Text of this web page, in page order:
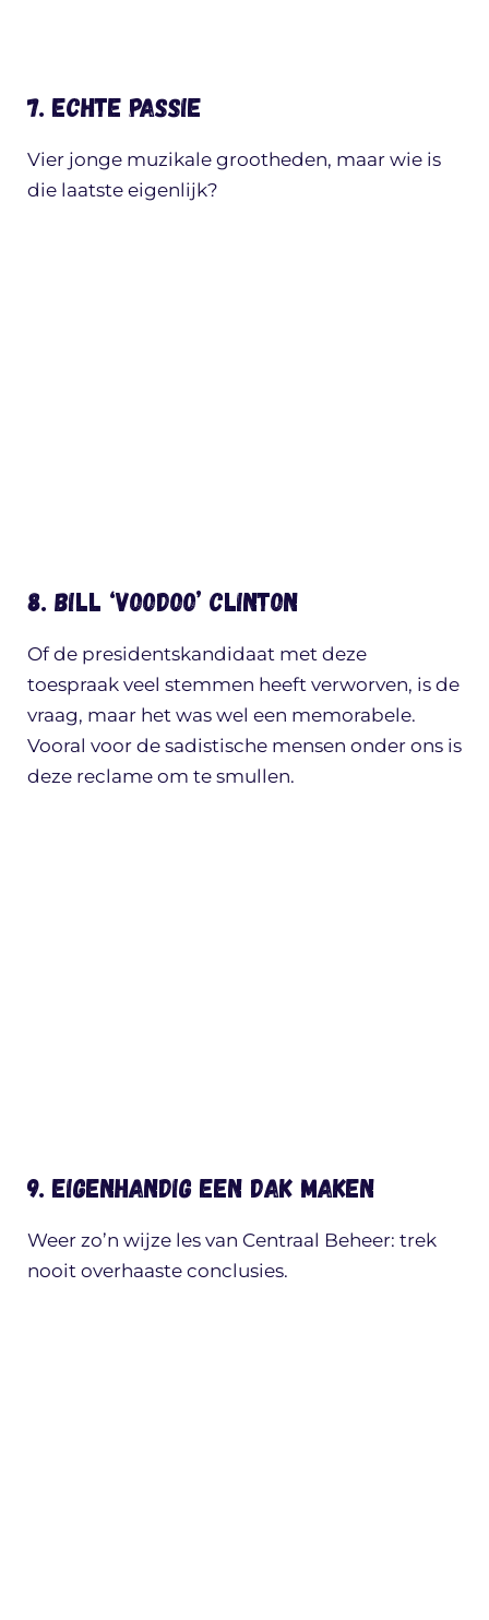
7. Echte passie
Vier jonge muzikale grootheden, maar wie is
die laatste eigenlijk?
8. Bill ‘voodoo’ Clinton
Of de presidentskandidaat met deze
toespraak veel stemmen heeft verworven, is de
vraag, maar het was wel een memorabele.
Vooral voor de sadistische mensen onder ons is
deze reclame om te smullen.
9. Eigenhandig een dak maken
Weer zo’n wijze les van Centraal Beheer: trek
nooit overhaaste conclusies.